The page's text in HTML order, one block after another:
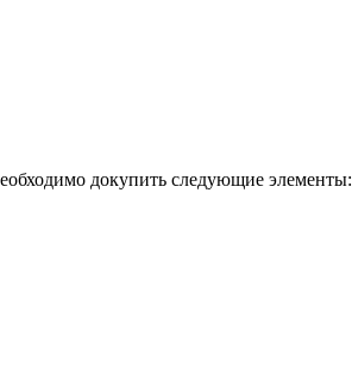
докупить следующие элементы: